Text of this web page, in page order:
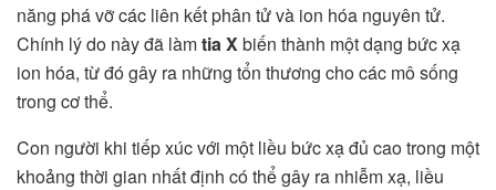
năng phá vỡ các liên kết phân tử và ion hóa nguyên tử.
Chính lý do này đã làmtia Xbiến thành một dạng bức xạ
ion hóa, từ đó gây ra những tổn thương cho các mô sống
trong cơ thể.
Con người khi tiếp xúc với một liều bức xạ đủ cao trong một
khoảng thời gian nhất định có thể gây ra nhiễm xạ, liều